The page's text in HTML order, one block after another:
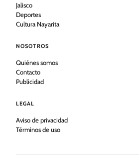
Jalisco
Deportes
Cultura Nayarita
NOSOTROS
Quiénes somos
Contacto
Publicidad
LEGAL
Aviso de privacidad
Términos de uso